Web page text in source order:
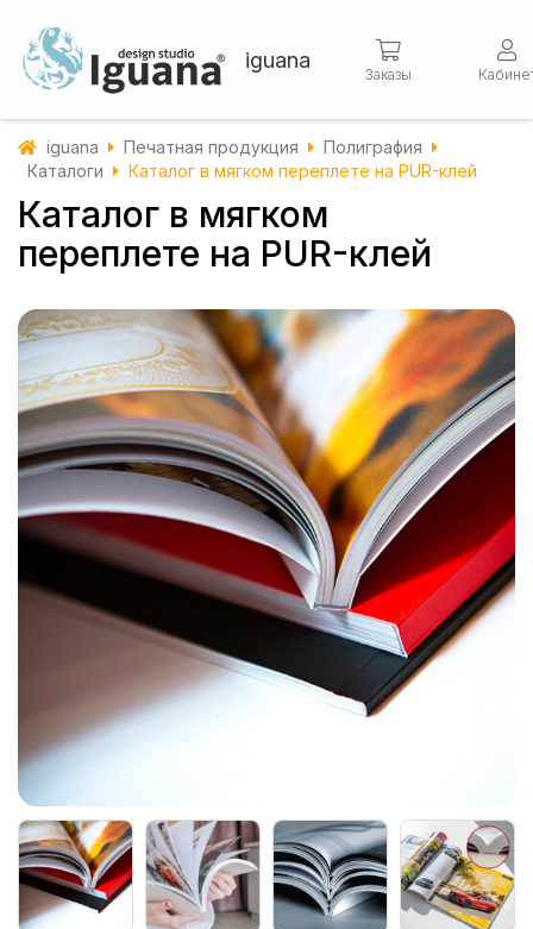
iguana
Заказы
iguana Печатная продукция
Полиграфия
Каталоги
Каталог в мягком переплете на PUR-клей
Каталог в мягком
переплете на PUR-клей